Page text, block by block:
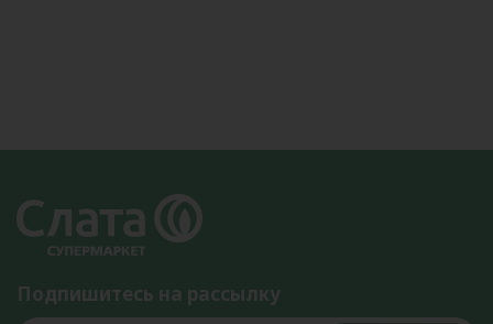
Подпишитесь на рассылку